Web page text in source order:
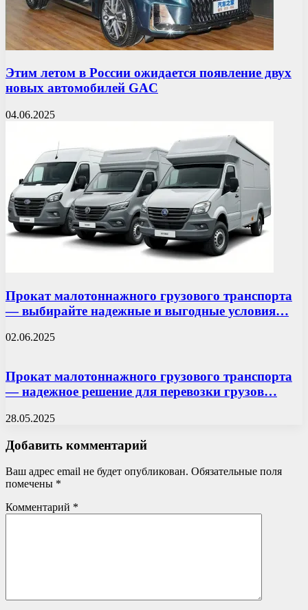
Этим летом в России ожидается появление двух
новых автомобилей GAC
04.06.2025
Прокат малотоннажного грузового транспорта
— выбирайте надежные и выгодные условия…
02.06.2025
Прокат малотоннажного грузового транспорта
— надежное решение для перевозки грузов…
28.05.2025
Добавить комментарий
Ваш адрес email не будет опубликован. Обязательные поля
помечены *
Комментарий *